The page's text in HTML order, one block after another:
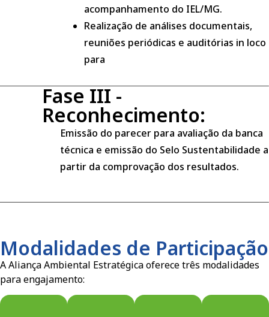
acompanhamento do IEL/MG.
Realização de análises documentais,
reuniões periódicas e auditórias in loco
para
Fase III -
Reconhecimento:
Emissão do parecer para avaliação da banca
técnica e emissão do Selo Sustentabilidade a
partir da comprovação dos resultados.
Modalidades de Participação
A Aliança Ambiental Estratégica oferece três modalidades
para engajamento: